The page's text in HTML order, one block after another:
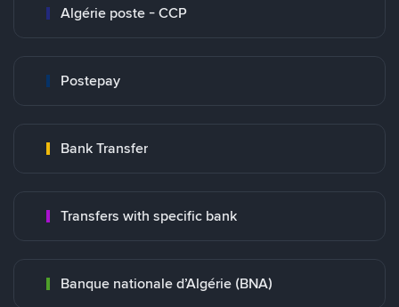
Algérie poste - CCP
Postepay
Bank Transfer
Transfers with specific bank
Banque nationale d’Algérie (BNA)